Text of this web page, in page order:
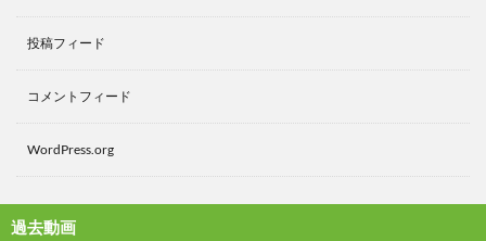
投稿フィード
コメントフィード
WordPress.org
過去動画